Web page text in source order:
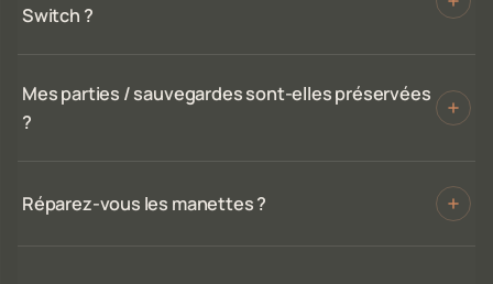
Switch ?
Mes parties / sauvegardes sont-elles préservées
?
Réparez-vous les manettes ?